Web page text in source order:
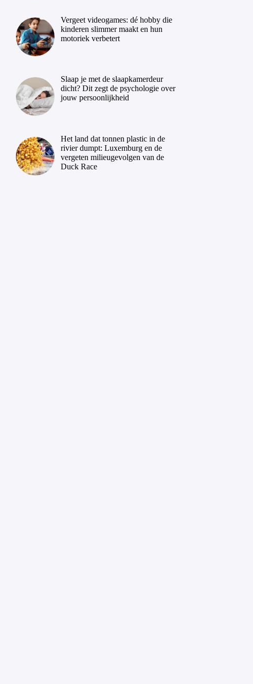
Vergeet videogames: dé hobby die
kinderen slimmer maakt en hun
motoriek verbetert
Slaap je met de slaapkamerdeur
dicht? Dit zegt de psychologie over
jouw persoonlijkheid
Het land dat tonnen plastic in de
rivier dumpt: Luxemburg en de
vergeten milieugevolgen van de
Duck Race